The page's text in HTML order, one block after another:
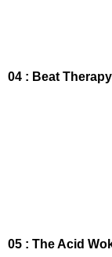
04 : Beat
05 : The Acid